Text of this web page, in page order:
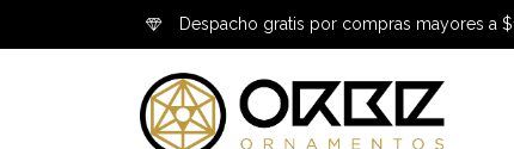
Despacho gratis por compras mayores a